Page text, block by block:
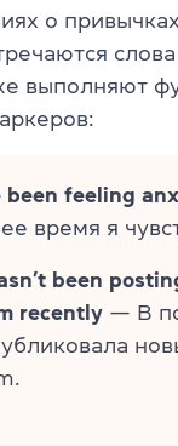
о
слова
выполняют
been feeling
время я
been
recently — В